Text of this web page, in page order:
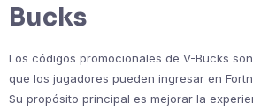
Bucks
Los códigos promocionales de V-Bucks
que los jugadores pueden ingresar en
Su propósito principal es mejorar la